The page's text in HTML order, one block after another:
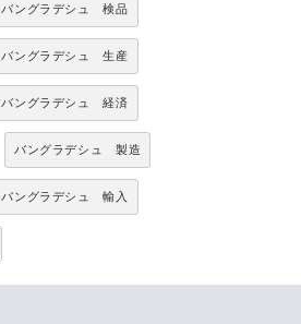
バングラデシュ 検品
バングラデシュ 生産
バングラデシュ 経済
バングラデシュ 製造
バングラデシュ 輸入